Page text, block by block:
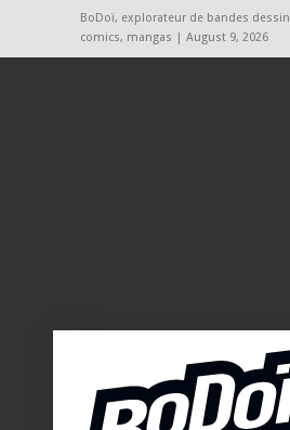
BoDoï, explorateur de bandes
comics, mangas | August 9, 2026